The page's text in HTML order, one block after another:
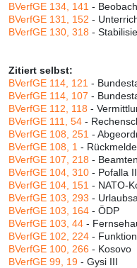
BVerfGE 134, 141 -
BVerfGE 131, 152 -
BVerfGE 130, 318 -
Zitiert selbst:
BVerfGE 114, 121 -
BVerfGE 114, 107 -
BVerfGE 112, 118 -
BVerfGE 111, 54 -
BVerfGE 108, 251 -
BVerfGE 108, 1 -
BVerfGE 107, 218 -
BVerfGE 104, 310 - Pofalla II
BVerfGE 104, 151 - NATO-
BVerfGE 103, 293 -
BVerfGE 103, 164 - ÖDP
BVerfGE 103, 44 -
BVerfGE 102, 224 -
BVerfGE 100, 266 - Kosovo
BVerfGE 99, 19 - Gysi III